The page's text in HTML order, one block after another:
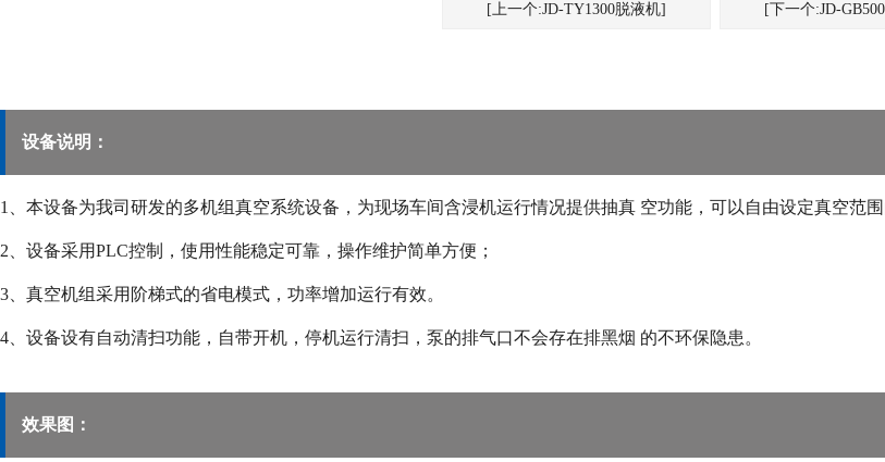
[上一个:JD-TY1300脱液机] [下一个:JD-
设备说明：
1、本设备为我司研发的多机组真空系统设备，为现场车间含浸机运行情况提供抽真 空功能，可以自由设定真空
2、设备采用PLC控制，使用性能稳定可靠，操作维护简单方便；
3、真空机组采用阶梯式的省电模式，功率增加运行有效。
4、设备设有自动清扫功能，自带开机，停机运行清扫，泵的排气口不会存在排黑烟 的不环保隐患。
效果图：